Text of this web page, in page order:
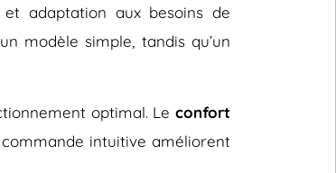
adaptation aux besoins de
modèle simple, tandis qu’un
optimal. Le confort
intuitive améliorent